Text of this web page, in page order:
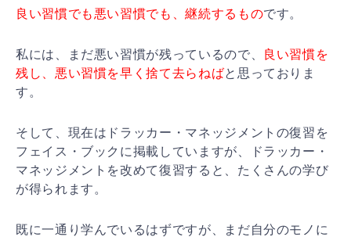
良い習慣でも悪い習慣でも、継続するものです。
私には、まだ悪い習慣が残っているので、
良い習慣を
残し
、悪い習慣を早く捨て去らねばと思っておりま
す。
そして、現在はドラッカー・マネッジメントの復習を
フェ イス・ブックに掲載していますが、ドラッカー・
マネッジ メントを改めて復習すると、たくさんの学び
が得られます 。
既に一通り学んでいるはずですが、まだ自分のモノに